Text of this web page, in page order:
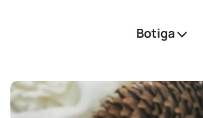
Botiga